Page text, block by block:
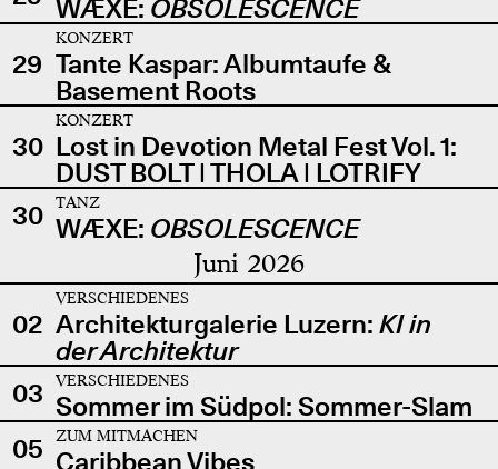
WÆXE: OBSOLESCENCE
29
KONZERT
Tante Kaspar: Albumtaufe &
Basement Roots
30
KONZERT
Lost in Devotion Metal Fest Vol. 1:
DUST BOLT | THOLA | LOTRIFY
30
TANZ
WÆXE: OBSOLESCENCE
Juni 2026
02
VERSCHIEDENES
Architekturgalerie Luzern: KI in
der Architektur
03
VERSCHIEDENES
Sommer im Südpol: Sommer-Slam
05
ZUM MITMACHEN
Caribbean Vibes